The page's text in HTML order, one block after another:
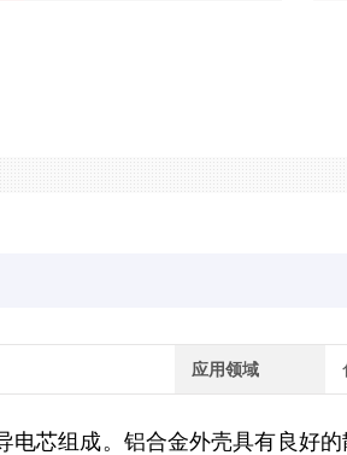
应用领域
电芯组成。铝合金外壳具有良好